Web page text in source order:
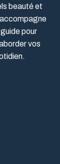
beauté et
pour
vos